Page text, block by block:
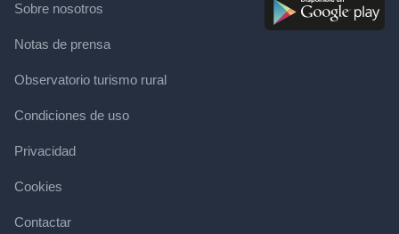
Sobre nosotros
Notas de prensa
Observatorio turismo rural
Condiciones de uso
Privacidad
Cookies
Contactar